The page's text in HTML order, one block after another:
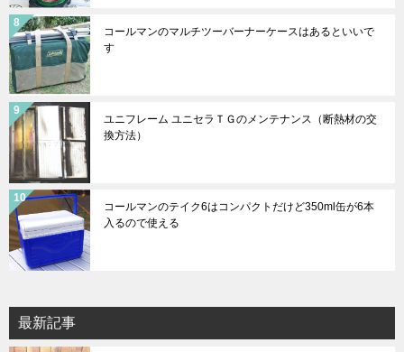
コールマンのマルチツーバーナーケースはあるといいで
す
ユニフレーム ユニセラＴＧのメンテナンス（断熱材の交
換方法）
コールマンのテイク6はコンパクトだけど350ml缶が6本
入るので使える
最新記事